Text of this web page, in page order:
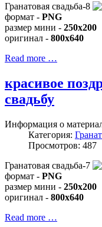
Гранатовая свадьба-8
формат - PNG
размер мини - 250x200
оригинал - 800x640
Read more …
красивое
свадьбу
Информация о
Категория:
Просмотров: 487
Гранатовая свадьба-7
формат - PNG
размер мини - 250x200
оригинал - 800x640
Read more …